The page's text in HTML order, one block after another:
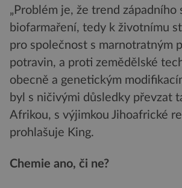
„Problém je, že trend západního
biofarmaření, tedy k životnímu
pro společnost s marnotratným
potravin, a proti zemědělské
obecně a genetickým
byl s ničivými důsledky převzat
Afrikou, s výjimkou Jihoafrické
prohlašuje King.
Chemie ano, či ne?